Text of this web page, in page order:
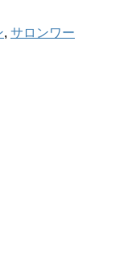
, サロンワー